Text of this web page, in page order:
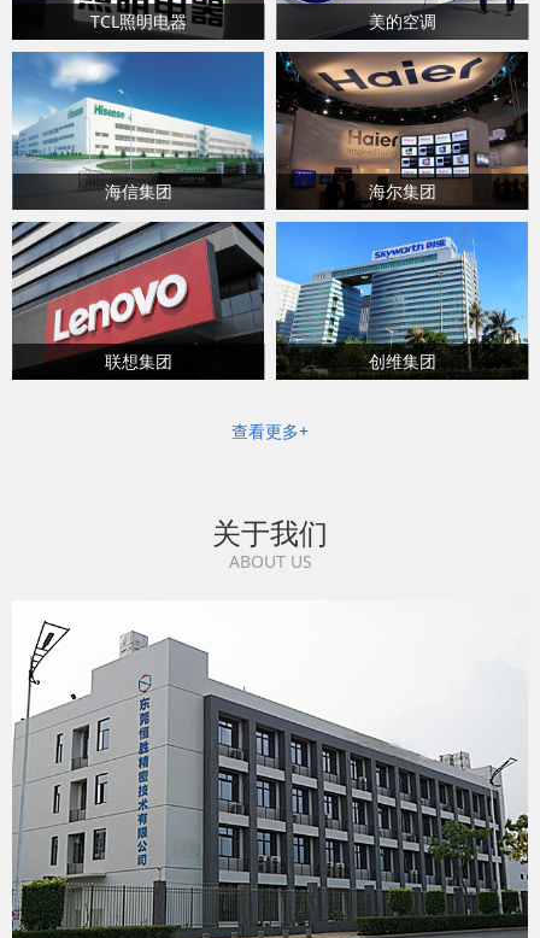
TCL照明电器 美的空调
海信集团 海尔集团
联想集团 创维集团
查看更多+
关于我们
ABOUT US